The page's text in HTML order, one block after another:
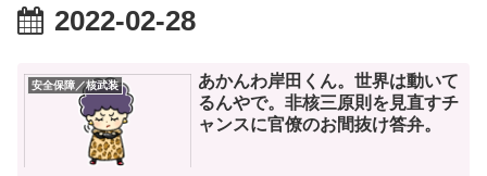
2022-02-28
安全保障／核武装
あかんわ岸田くん。世界は動いて
るんやで。非核三原則を見直すチ
ャンスに官僚のお間抜け答弁。